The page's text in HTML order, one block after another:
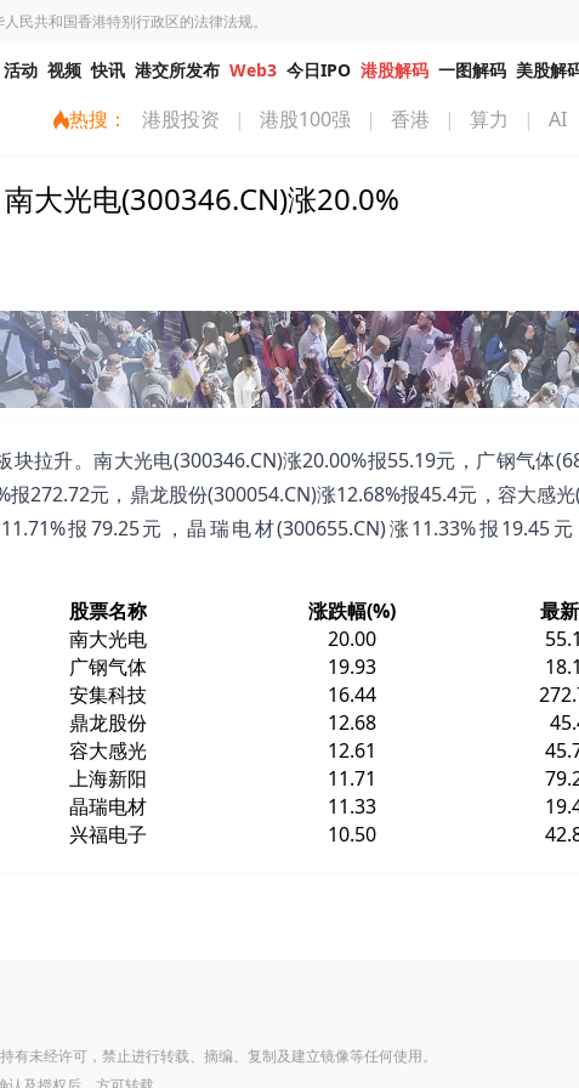
民共和国香港特别行政区的法律法规。
活动 视频 快讯 港交所发布 Web3 今日IPO 港股解码 一图解码 美股解
热搜： 港股投资 | 港股100强 | 香港 | 算力 | AI
大光电(300346.CN)涨20.0%
块拉升。南大光电(300346.CN)涨20.00%报55.19元，广钢气体
272.72元，鼎龙股份(300054.CN)涨12.68%报45.4元，容大感
报79.25元，晶瑞电材(300655.CN)涨11.33%报19.45
股票名称 涨跌幅(%)
最
南大光电 20.00
广钢气体 19.93
安集科技 16.44
鼎龙股份 12.68
容大感光 12.61
上海新阳 11.71
晶瑞电材 11.33
兴福电子 10.50
未经许可，禁止进行转载、摘编、复制及建立镜像等任何使用。